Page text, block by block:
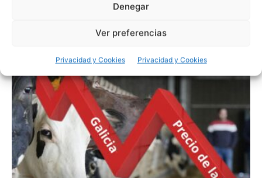
Denegar
Ver preferencias
Privacidad y Cookies Privacidad y Cookies
ARTÍCULOS RELACIONADOS